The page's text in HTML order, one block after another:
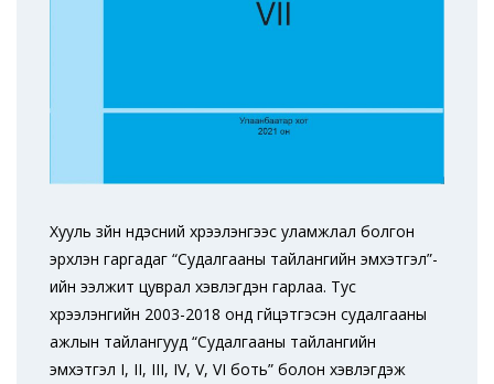
Хууль зүйн үндэсний хүрээлэнгээс уламжлал болгон
эрхлэн гаргадаг “Судалгааны тайлангийн эмхэтгэл”-
ийн ээлжит цуврал хэвлэгдэн гарлаа. Тус
хүрээлэнгийн 2003-2018 онд гүйцэтгэсэн судалгааны
ажлын тайлангууд “Судалгааны тайлангийн
эмхэтгэл I, II, III, IV, V, VI боть” болон хэвлэгдэж